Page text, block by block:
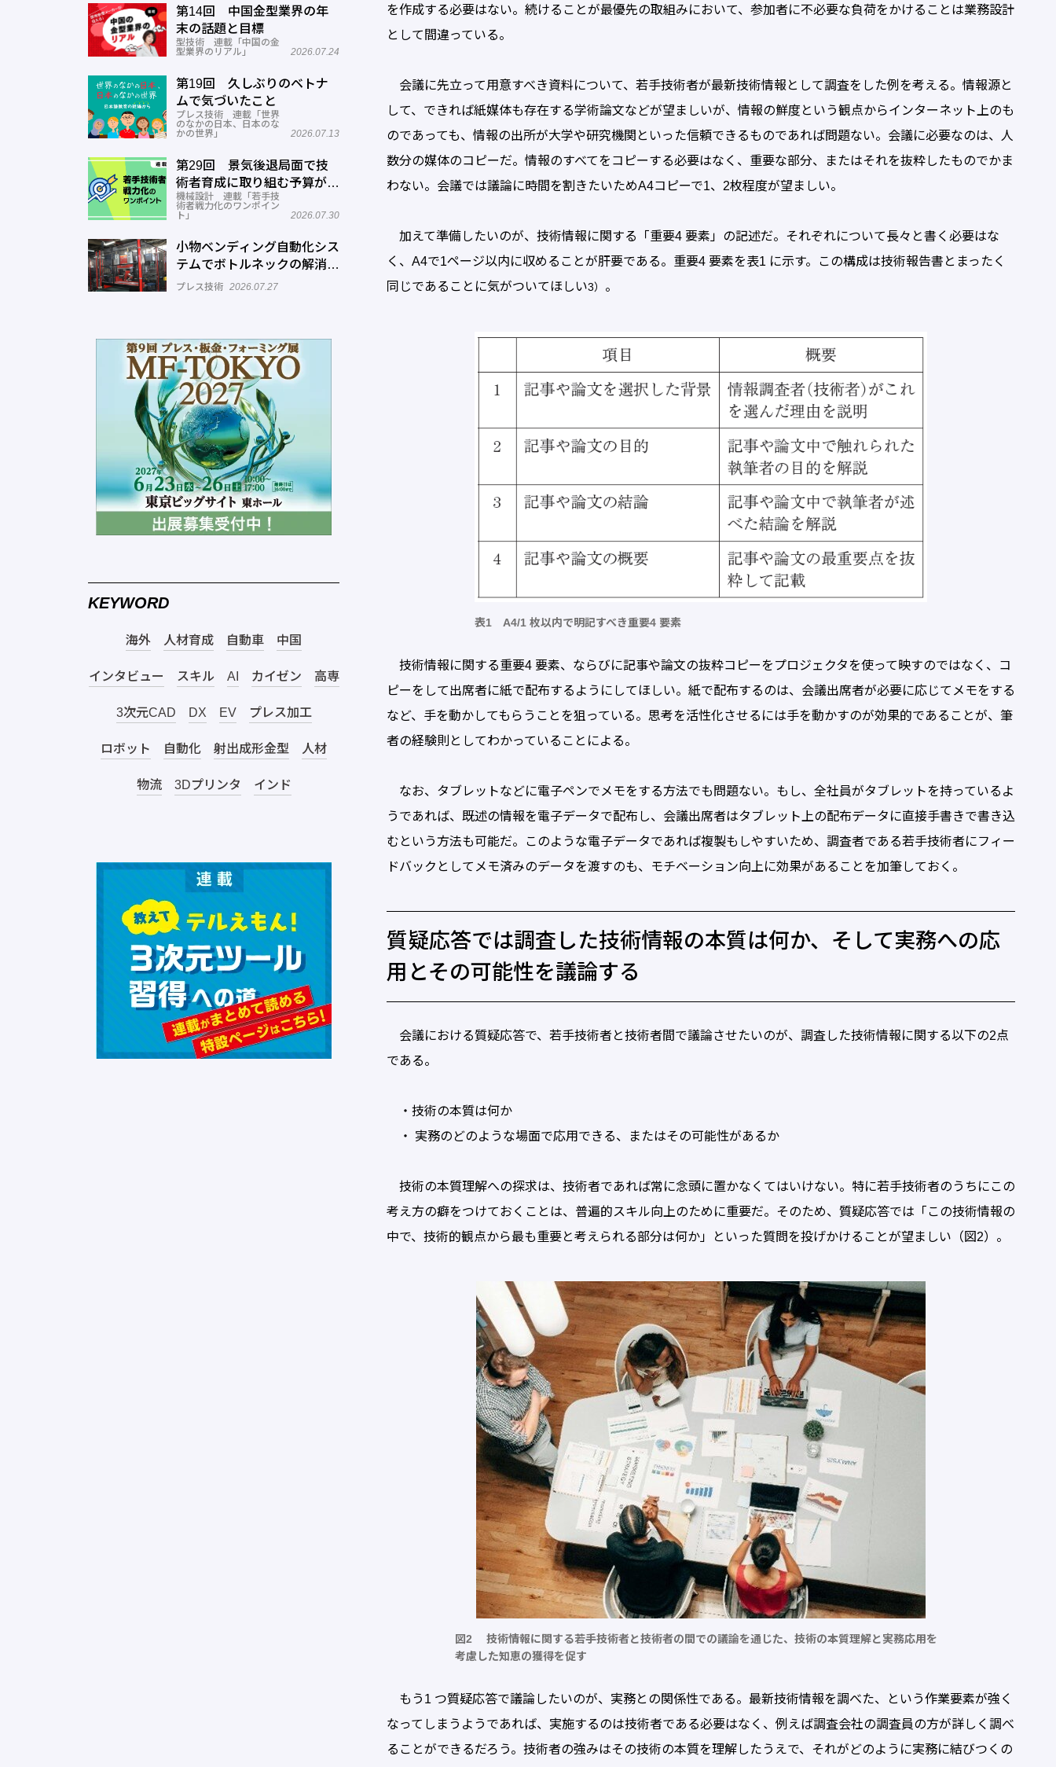
を作成する必要はない。続けることが最優先の取組みにおいて、参加者に不必要な負荷をかけることは業務設計
として間違っている。
会議に先立って用意すべき資料について、若手技術者が最新技術情報として調査をした例を考える。情報源と
して、できれば紙媒体も存在する学術論文などが望ましいが、情報の鮮度という観点からインターネット上のも
のであっても、情報の出所が大学や研究機関といった信頼できるものであれば問題ない。会議に必要なのは、人
数分の媒体のコピーだ。情報のすべてをコピーする必要はなく、重要な部分、またはそれを抜粋したものでかま
わない。会議では議論に時間を割きたいためA4コピーで1、2枚程度が望ましい。
加えて準備したいのが、技術情報に関する「重要4 要素」の記述だ。それぞれについて長々と書く必要はな
く、A4で1ページ以内に収めることが肝要である。重要4 要素を表1 に示す。この構成は技術報告書とまったく
同じであることに気がついてほしい3） 。
表1 A4/1 枚以内で明記すべき重要4 要素
技術情報に関する重要4 要素、ならびに記事や論文の抜粋コピーをプロジェクタを使って映すのではなく、コ
ピーをして出席者に紙で配布するようにしてほしい。紙で配布するのは、会議出席者が必要に応じてメモをする
など、手を動かしてもらうことを狙っている。思考を活性化させるには手を動かすのが効果的であることが、筆
者の経験則としてわかっていることによる。
なお、タブレットなどに電子ペンでメモをする方法でも問題ない。もし、全社員がタブレットを持っているよ
うであれば、既述の情報を電子データで配布し、会議出席者はタブレット上の配布データに直接手書きで書き込
むという方法も可能だ。このような電子データであれば複製もしやすいため、調査者である若手技術者にフィー
ドバックとしてメモ済みのデータを渡すのも、モチベーション向上に効果があることを加筆しておく。
質疑応答では調査した技術情報の本質は何か、そして実務への応
用とその可能性を議論する
会議における質疑応答で、若手技術者と技術者間で議論させたいのが、調査した技術情報に関する以下の2点
である。
・技術の本質は何か
・ 実務のどのような場面で応用できる、またはその可能性があるか
技術の本質理解への探求は、技術者であれば常に念頭に置かなくてはいけない。特に若手技術者のうちにこの
考え方の癖をつけておくことは、普遍的スキル向上のために重要だ。そのため、質疑応答では「この技術情報の
中で、技術的観点から最も重要と考えられる部分は何か」といった質問を投げかけることが望ましい（図2）。
図2 技術情報に関する若手技術者と技術者の間での議論を通じた、技術の本質理解と実務応用を
考慮した知恵の獲得を促す
もう1 つ質疑応答で議論したいのが、実務との関係性である。最新技術情報を調べた、という作業要素が強く
なってしまうようであれば、実施するのは技術者である必要はなく、例えば調査会社の調査員の方が詳しく調べ
ることができるだろう。技術者の強みはその技術の本質を理解したうえで、それがどのように実務に結びつくの
催
第14回 中国金型業界の年
末の話題と目標
型技術 連載「中国の金
型業界のリアル」
2026.07.24
第19回 久しぶりのベトナ
ムで気づいたこと
プレス技術 連載「世界
のなかの日本、日本のな
かの世界」
2026.07.13
第29回 景気後退局面で技
術者育成に取り組む予算がな
い
機械設計 連載「若手技
術者戦力化のワンポイン
ト」
2026.07.30
小物ベンディング自動化シス
テムでボトルネックの解消へ
─正幸産業
プレス技術 2026.07.27
KEYWORD
海外 人材育成 自動車 中国
インタビュー スキル AI カイゼン 高専
3次元CAD DX EV プレス加工
ロボット 自動化 射出成形金型 人材
物流 3Dプリンタ インド